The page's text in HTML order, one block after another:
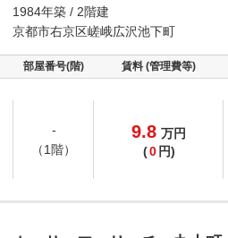
1984年築 / 2階建
京都市右京区嵯峨広沢池下町
部屋番号(階) 賃料 (管理費等)
-
（1階）
9.8 万円
(0 円)